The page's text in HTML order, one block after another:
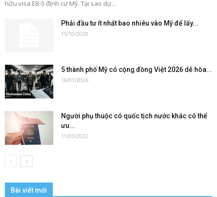
hữu visa EB-5 định cư Mỹ. Tại sao dự...
Phải đầu tư ít nhất bao nhiêu vào Mỹ để lấy...
15/10/2020
5 thành phố Mỹ có cộng đồng Việt 2026 dễ hòa...
16/01/2026
Người phụ thuộc có quốc tịch nước khác có thể
ưu...
11/03/2022
Bài viết mới